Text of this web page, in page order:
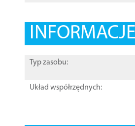
Typ zasobu:
Układ współrzędnych: